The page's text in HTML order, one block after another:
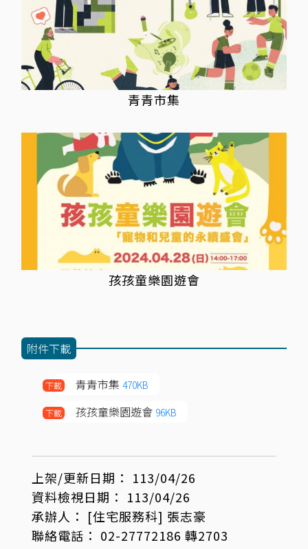
青青市集
孩孩童樂園遊會
附件下載
下載 青青市集 470KB
下載 孩孩童樂園遊會 96KB
上架/更新日期： 113/04/26
資料檢視日期： 113/04/26
承辦人： [住宅服務科] 張志豪
聯絡電話： 02-27772186 轉2703